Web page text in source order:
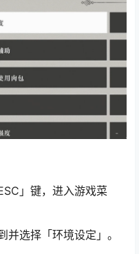
」键，进入游戏菜
并选择「环境设定」。